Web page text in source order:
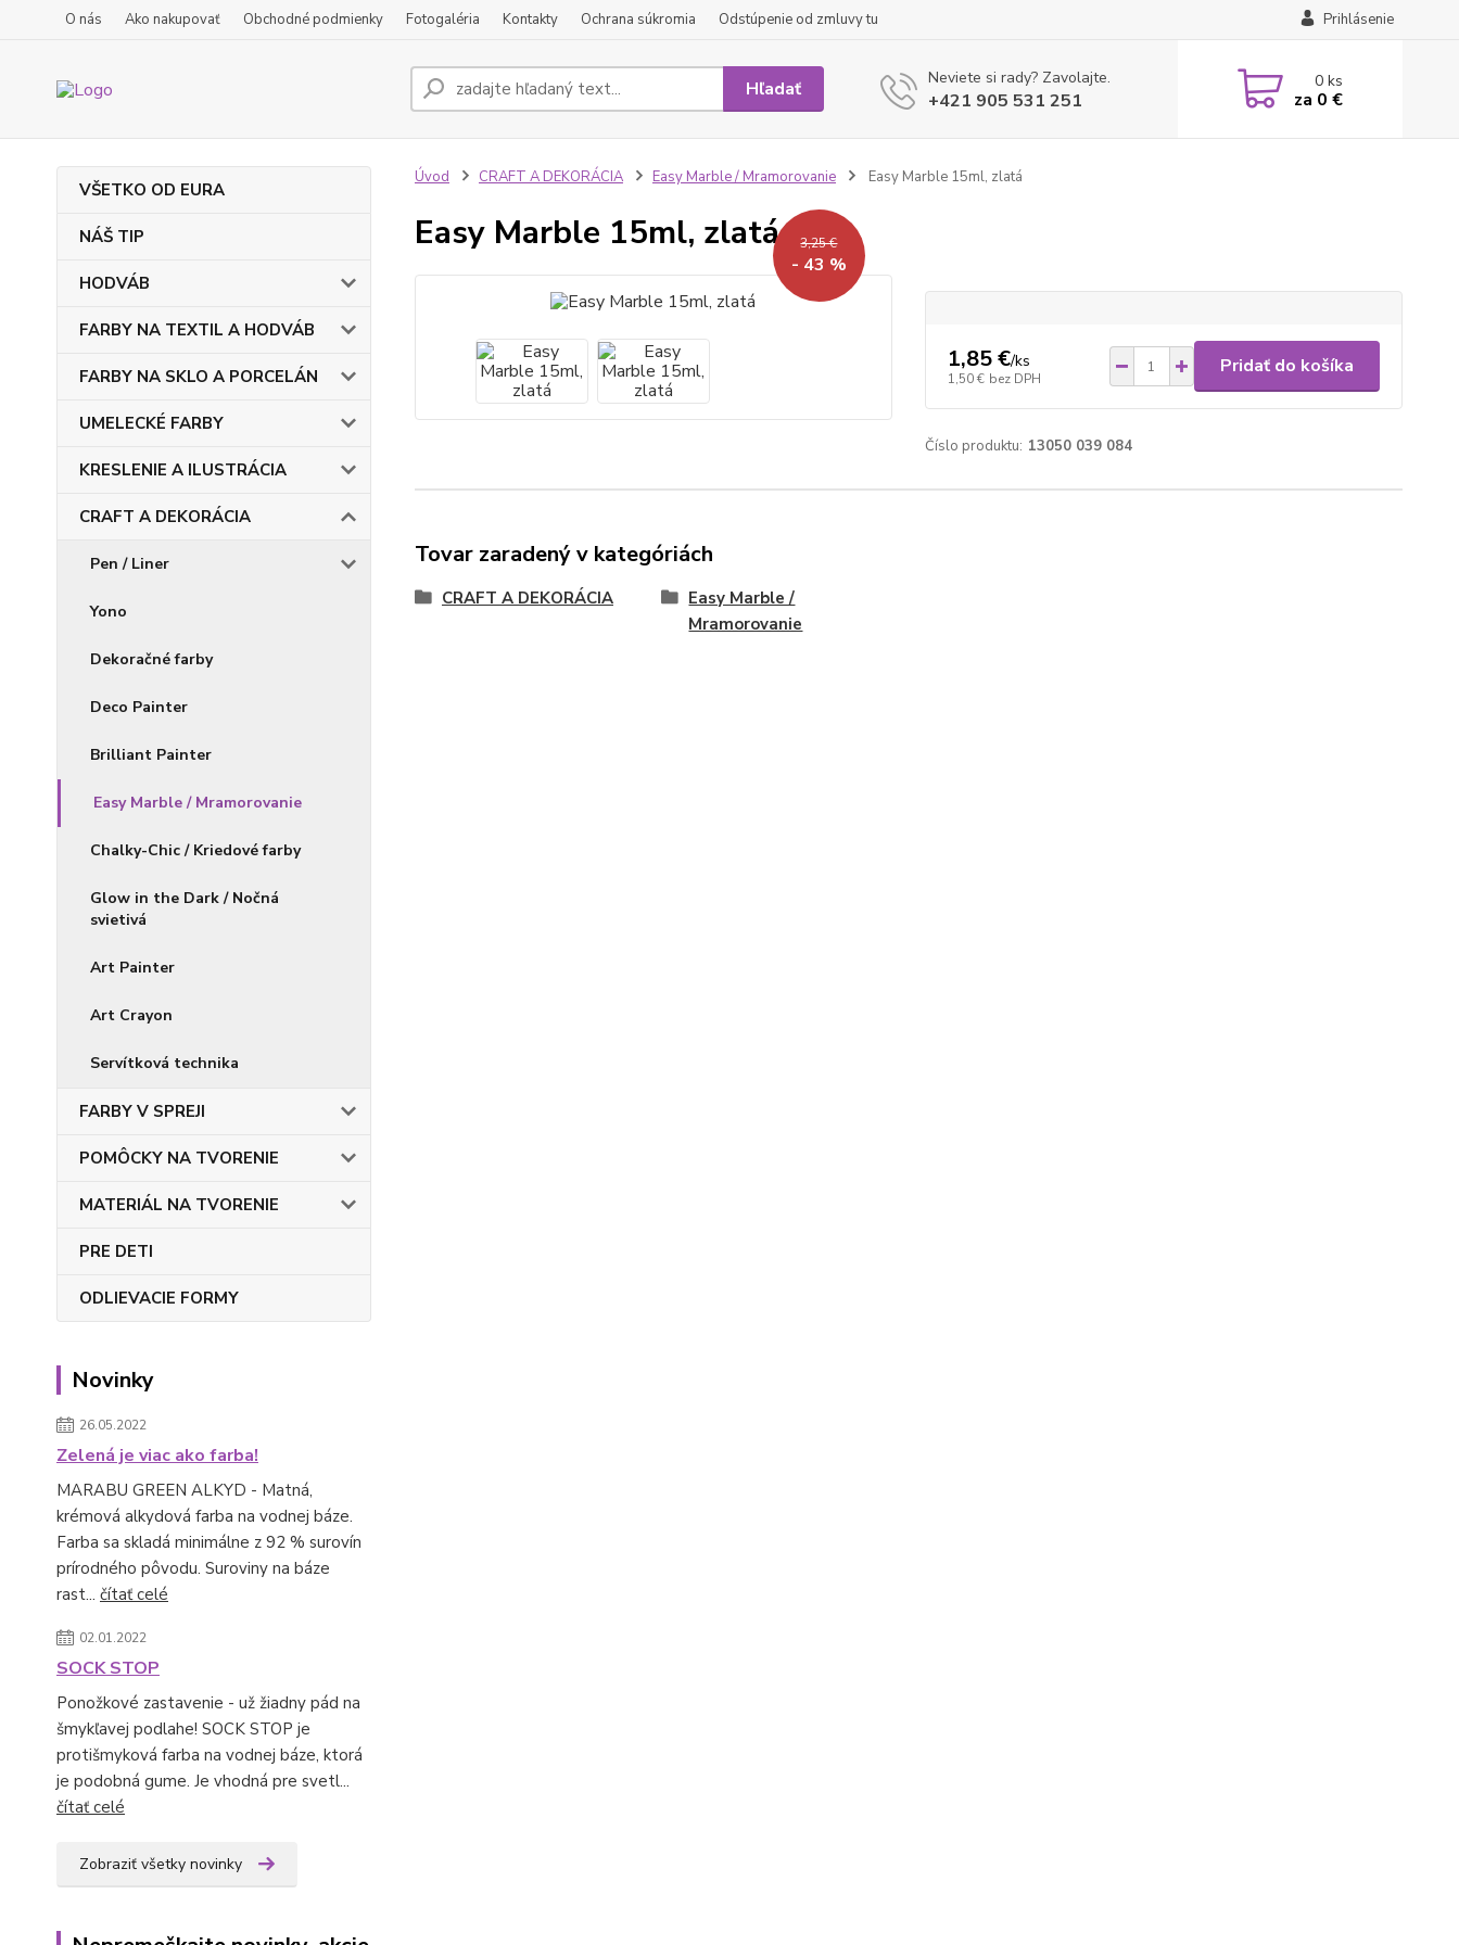
O nás Ako nakupovať Obchodné podmienky Fotogaléria Kontakty Ochrana súkromia Odstúpenie od zmluvy tu Prihlásenie
Hľadať Neviete si rady? Zavolajte.
+421 905 531 251
0ks
za 0 €
VŠETKO OD EURA
NÁŠ TIP
HODVÁB
FARBY NA TEXTIL A HODVÁB
FARBY NA SKLO A PORCELÁN
UMELECKÉ FARBY
KRESLENIE A ILUSTRÁCIA
CRAFT A DEKORÁCIA
Pen / Liner
Yono
Dekoračné farby
Deco Painter
Brilliant Painter
Easy Marble / Mramorovanie
Chalky-Chic / Kriedové farby
Glow in the Dark / Nočná
svietivá
Art Painter
Art Crayon
Servítková technika
FARBY V SPREJI
POMÔCKY NA TVORENIE
MATERIÁL NA TVORENIE
PRE DETI
ODLIEVACIE FORMY
Novinky
26.05.2022
Zelená je viac ako farba!
MARABU GREEN ALKYD - Matná,
krémová alkydová farba na vodnej báze.
Farba sa skladá minimálne z 92 % surovín
prírodného pôvodu. Suroviny na báze
rast... čítať celé
02.01.2022
SOCK STOP
Ponožkové zastavenie - už žiadny pád na
šmykľavej podlahe! SOCK STOP je
protišmyková farba na vodnej báze, ktorá
je podobná gume. Je vhodná pre svetl...
čítať celé
Zobraziť všetky novinky
Úvod CRAFT A DEKORÁCIA Easy Marble / Mramorovanie Easy Marble 15ml, zlatá
Easy Marble 15ml, zlatá 3,25 €
- 43 %
1,85 €/ks
1,50 € bez DPH
Pridať do košíka
Číslo produktu: 13050 039 084
Tovar zaradený v kategóriách
CRAFT A DEKORÁCIA
Easy Marble /
Mramorovanie